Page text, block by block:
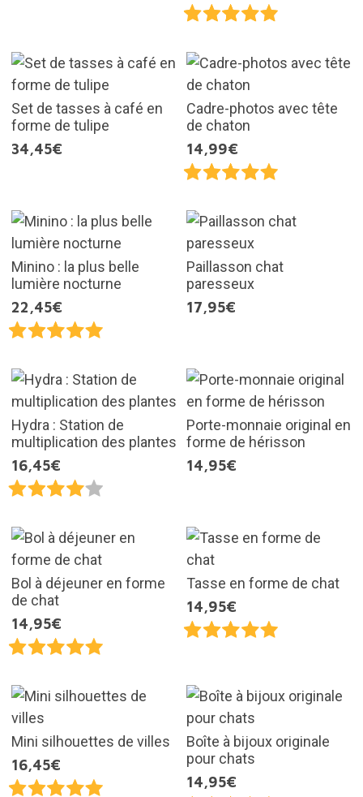
Set de tasses à café en
forme de tulipe
34,45€
Cadre-photos avec tête
de chaton
14,99€
Minino : la plus belle
lumière nocturne
22,45€
Paillasson chat
paresseux
17,95€
Hydra : Station de
multiplication des plantes
16,45€
Porte-monnaie original en
forme de hérisson
14,95€
Bol à déjeuner en forme
de chat
14,95€
Tasse en forme de chat
14,95€
Mini silhouettes de villes
16,45€
Boîte à bijoux originale
pour chats
14,95€